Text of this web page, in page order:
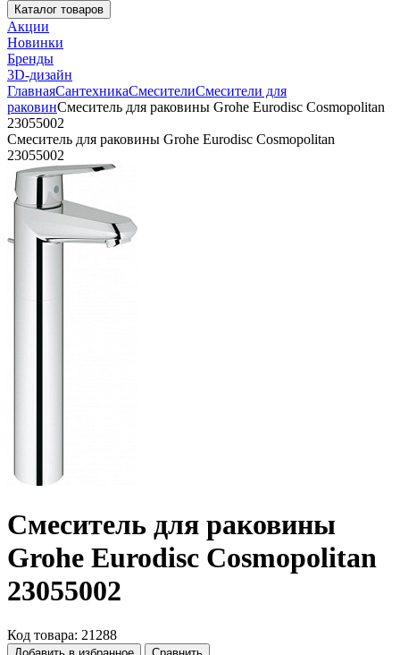
Каталог товаров
Акции
Новинки
Бренды
3D-дизайн
ГлавнаяСантехникаСмесителиСмесители для
раковинСмеситель для раковины Grohe Eurodisc Cosmopolitan
23055002
Смеситель для раковины Grohe Eurodisc Cosmopolitan
23055002
Смеситель для раковины
Grohe Eurodisc Cosmopolitan
23055002
Код товара: 21288